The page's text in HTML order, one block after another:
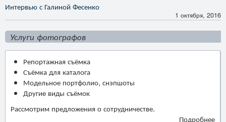
Интервью с Галиной Фесенко
1 октября, 2016
Услуги фотографов
Репортажная съёмка
Съёмка для каталога
Модельное портфолио, снэпшоты
Другие виды съёмок
Рассмотрим предложения о сотрудничестве.
Подробнее